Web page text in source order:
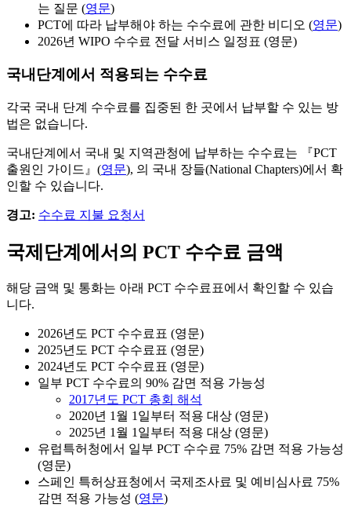
는 질문 (영문)
PCT에 따라 납부해야 하는 수수료에 관한 비디오 (영문)
2026년 WIPO 수수료 전달 서비스 일정표 (영문)
국내단계에서 적용되는 수수료
각국 국내 단계 수수료를 집중된 한 곳에서 납부할 수 있는 방
법은 없습니다.
국내단계에서 국내 및 지역관청에 납부하는 수수료는 『PCT
출원인 가이드』(영문), 의 국내 장들(National Chapters)에서 확
인할 수 있습니다.
경고: 수수료 지불 요청서
국제단계에서의 PCT 수수료 금액
해당 금액 및 통화는 아래 PCT 수수료표에서 확인할 수 있습
니다.
2026년도 PCT 수수료표 (영문)
2025년도 PCT 수수료표 (영문)
2024년도 PCT 수수료표 (영문)
일부 PCT 수수료의 90% 감면 적용 가능성
2017년도 PCT 총회 해석
2020년 1월 1일부터 적용 대상 (영문)
2025년 1월 1일부터 적용 대상 (영문)
유럽특허청에서 일부 PCT 수수료 75% 감면 적용 가능성
(영문)
스페인 특허상표청에서 국제조사료 및 예비심사료 75%
감면 적용 가능성 (영문)